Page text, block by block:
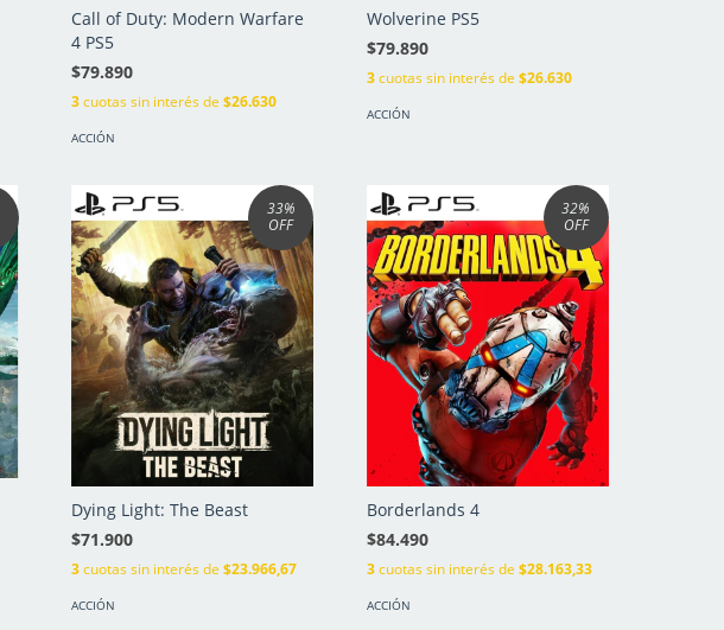
Call of Duty: Modern Warfare
4 PS5
$79.890
3cuotas sin interés de$26.630
ACCIÓN
Wolverine PS5
$79.890
3cuotas sin interés de$26.630
ACCIÓN
33%
OFF
Dying Light: The Beast
$71.900
3cuotas sin interés de$23.966,67
ACCIÓN
32%
OFF
Borderlands 4
$84.490
3cuotas sin interés de$28.163,33
ACCIÓN